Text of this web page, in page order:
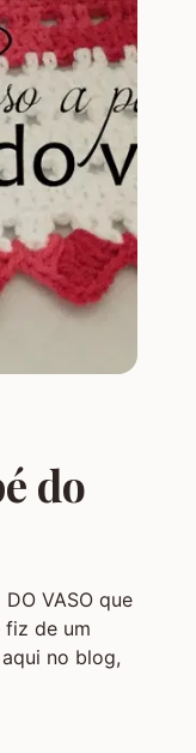
do
VASO que
fiz de um
no blog,